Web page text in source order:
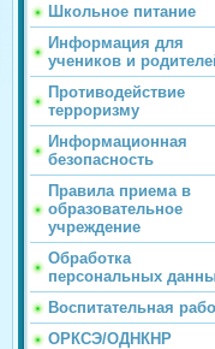
Школьное питание
Информация для
учеников и
Противодействие
терроризму
Информационная
безопасность
Правила приема в
образовательное
учреждение
Обработка
персональных
Воспитательная
ОРКСЭ/ОДНКНР